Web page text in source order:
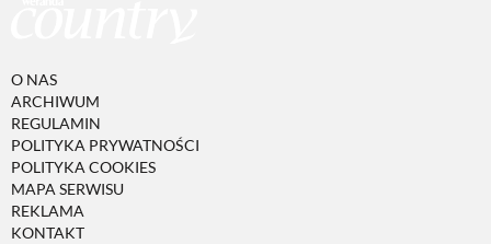
O NAS
ARCHIWUM
REGULAMIN
POLITYKA PRYWATNOŚCI
POLITYKA COOKIES
MAPA SERWISU
REKLAMA
KONTAKT